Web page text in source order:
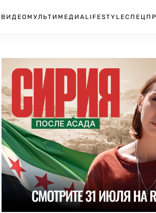
ВИДЕО МУЛЬТИМЕДИА LIFESTYLE